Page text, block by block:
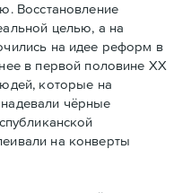
Восстановление
целью, а на
на идее реформ в
в первой половине ХХ
которые на
чёрные
на конверты